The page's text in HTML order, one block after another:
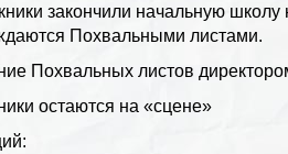
закончили начальную школу
Похвальными листами.
Похвальных листов
остаются на «сцене»
: